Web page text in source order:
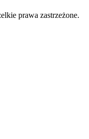
prawa zastrzeżone.